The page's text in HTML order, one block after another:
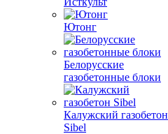
Ютонг
Белорусские
газобетонные блоки
Калужский газобетон
Sibel